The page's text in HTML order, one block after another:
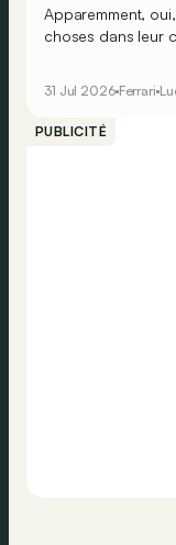
Apparemment,
choses dans leur
31 Jul 2026 Ferrari
PUBLICITÉ